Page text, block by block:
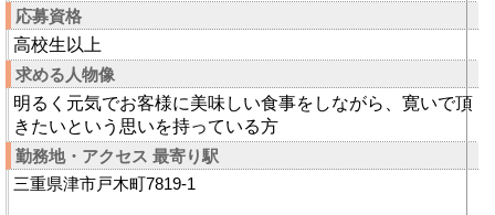
応募資格
高校生以上
求める人物像
明るく元気でお客様に美味しい食事をしながら、寛いで頂
きたいという思いを持っている方
勤務地・アクセス 最寄り駅
三重県津市戸木町7819-1